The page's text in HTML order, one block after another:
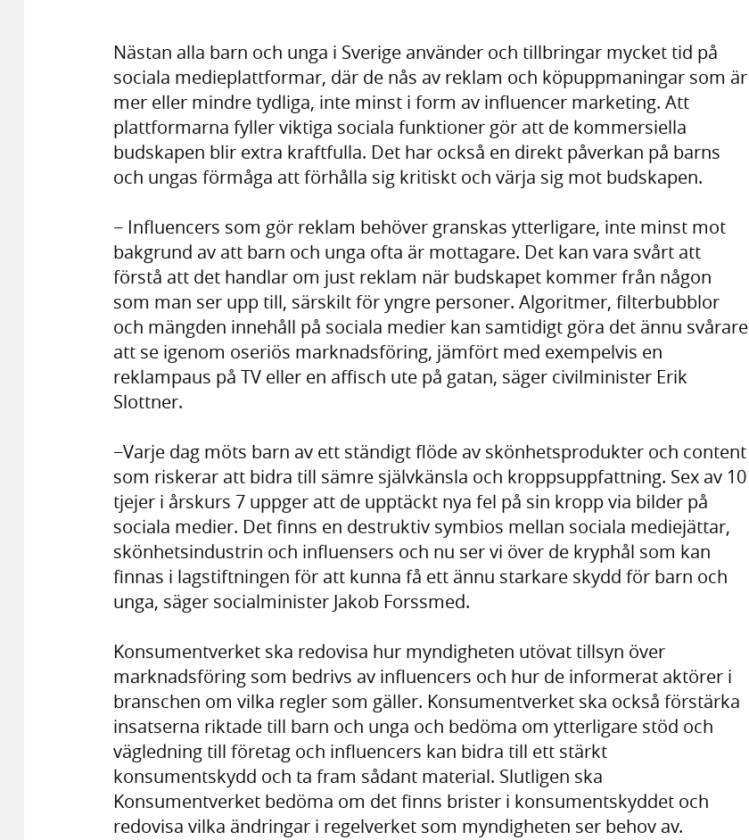
Nästan alla barn och unga i Sverige använder och tillbringar mycket tid på
sociala medieplattformar, där de nås av reklam och köpuppmaningar som är
mer eller mindre tydliga, inte minst i form av influencer marketing. Att
plattformarna fyller viktiga sociala funktioner gör att de kommersiella
budskapen blir extra kraftfulla. Det har också en direkt påverkan på barns
och ungas förmåga att förhålla sig kritiskt och värja sig mot budskapen.
− Influencers som gör reklam behöver granskas ytterligare, inte minst mot
bakgrund av att barn och unga ofta är mottagare. Det kan vara svårt att
förstå att det handlar om just reklam när budskapet kommer från någon
som man ser upp till, särskilt för yngre personer. Algoritmer, filterbubblor
och mängden innehåll på sociala medier kan samtidigt göra det ännu svårare
att se igenom oseriös marknadsföring, jämfört med exempelvis en
reklampaus på TV eller en affisch ute på gatan, säger civilminister Erik
Slottner.
−Varje dag möts barn av ett ständigt flöde av skönhetsprodukter och content
som riskerar att bidra till sämre självkänsla och kroppsuppfattning. Sex av 10
tjejer i årskurs 7 uppger att de upptäckt nya fel på sin kropp via bilder på
sociala medier. Det finns en destruktiv symbios mellan sociala mediejättar,
skönhetsindustrin och influensers och nu ser vi över de kryphål som kan
finnas i lagstiftningen för att kunna få ett ännu starkare skydd för barn och
unga, säger socialminister Jakob Forssmed.
Konsumentverket ska redovisa hur myndigheten utövat tillsyn över
marknadsföring som bedrivs av influencers och hur de informerat aktörer i
branschen om vilka regler som gäller. Konsumentverket ska också förstärka
insatserna riktade till barn och unga och bedöma om ytterligare stöd och
vägledning till företag och influencers kan bidra till ett stärkt
konsumentskydd och ta fram sådant material. Slutligen ska
Konsumentverket bedöma om det finns brister i konsumentskyddet och
redovisa vilka ändringar i regelverket som myndigheten ser behov av.